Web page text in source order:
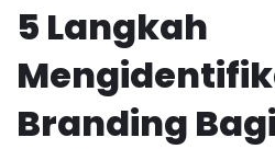
5 Langkah
Branding